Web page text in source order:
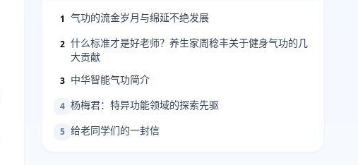
1 气功的流金岁月与绵延不绝发展
2 什么标准才是好老师？养生家周稔丰关于健身气功的几
大贡献
3 中华智能气功简介
4 杨梅君：特异功能领域的探索先驱
5 给老同学们的一封信